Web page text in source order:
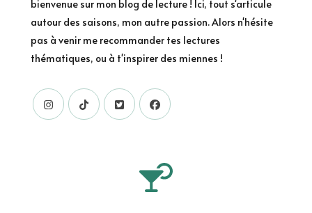
bienvenue sur mon blog de lecture ! Ici, tout s'articule
autour des saisons, mon autre passion. Alors n'hésite
pas à venir me recommander tes lectures
thématiques, ou à t'inspirer des miennes !